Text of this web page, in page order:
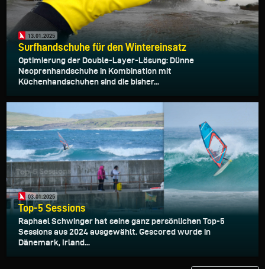
13.01.2025
Surfhandschuhe für den Wintereinsatz
Optimierung der Double-Layer-Lösung: Dünne
Neoprenhandschuhe in Kombination mit
Küchenhandschuhen sind die bisher...
03.01.2025
Top-5 Sessions
Raphael Schwinger hat seine ganz persönlichen Top-5
Sessions aus 2024 ausgewählt. Gescored wurde in
Dänemark, Irland...